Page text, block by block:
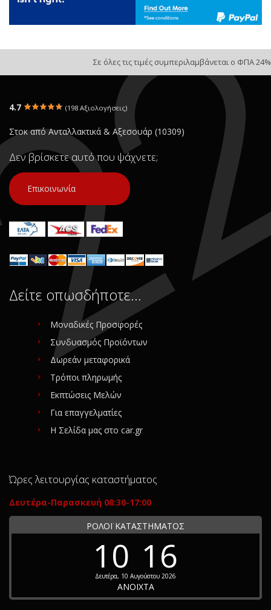
Σε όλες τις τιμές συμπεριλαμβάνεται ο ΦΠΑ 24%
4.7 (198 Αξιολογήσεις)
Στοκ από Ανταλλακτικά & Αξεσουάρ (10309)
Δεν βρίσκετε αυτό που ψάχνετε;
Επικοινωνία
Δείτε οπωσδήποτε…
Μοναδικές Προσφορές
Συνδυασμός Προϊόντων
Δωρεάν μεταφορικά
Τρόποι πληρωμής
Εκπτώσεις Μελών
Για επαγγελματίες
Η Σελίδα μας στο car.gr
Ώρες λειτουργίας καταστήματος
Δευτέρα-Παρασκευή 08:30-17:00
ΡΟΛΟΪ ΚΑΤΑΣΤΗΜΑΤΟΣ
10 16
Δευτέρα, 10 Αυγούστου 2026
ΑΝΟΙΧΤΑ